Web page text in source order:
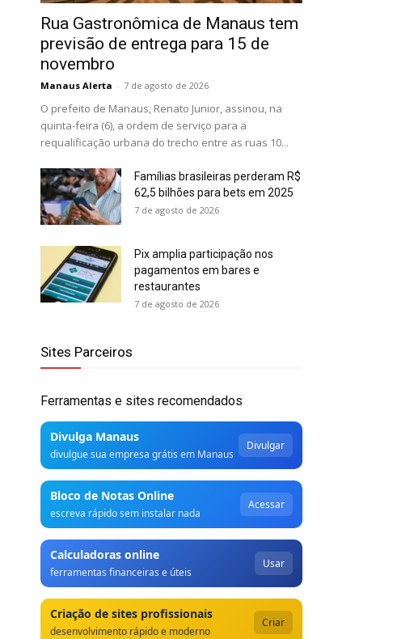
Rua Gastronômica de Manaus tem
previsão de entrega para 15 de
novembro
Manaus Alerta - 7 de agosto de 2026
O prefeito de Manaus, Renato Junior, assinou, na
quinta-feira (6), a ordem de serviço para a
requalificação urbana do trecho entre as ruas 10...
Famílias brasileiras perderam R$
62,5 bilhões para bets em 2025
7 de agosto de 2026
Pix amplia participação nos
pagamentos em bares e
restaurantes
7 de agosto de 2026
Sites Parceiros
Ferramentas e sites recomendados
Divulga Manaus
divulgue sua empresa grátis em Manaus
Divulgar
Bloco de Notas Online
escreva rápido sem instalar nada
Acessar
Calculadoras online
ferramentas financeiras e úteis
Usar
Criação de sites profissionais
desenvolvimento rápido e moderno
Criar